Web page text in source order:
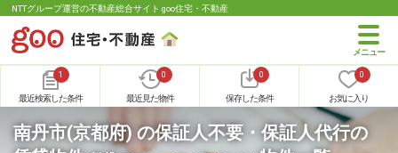
NTTグループ運営の不動産総合サイト goo住宅・不動産
1
最近検索した条件
0
最近見た物件
0
保存した条件
0
お気に入り
南丹市(京都府) の保証人不要・保証人代行の